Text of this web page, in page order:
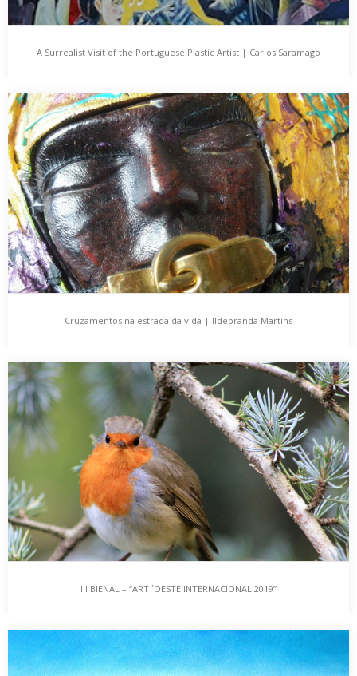
A Surrealist Visit of the Portuguese Plastic Artist |
Carlos Saramago
Há muito espaço para a criatividade nos vários segmentos das
artes visuais – pintura, desenho, ilustrações,…
A Surrealist Visit of the Portuguese Plastic Artist | Carlos Saramago
Cruzamentos na estrada da vida | Ildebranda
Martins
A arte é de todos e para todos! Termina um ano, logo outro
começa e a…
Cruzamentos na estrada da vida | Ildebranda Martins
III BIENAL – “ART ´OESTE INTERNACIONAL 2019”
Esta galeria foi criada com o propósito de dar aos artistas um
III BIENAL – “ART ´OESTE INTERNACIONAL 2019”